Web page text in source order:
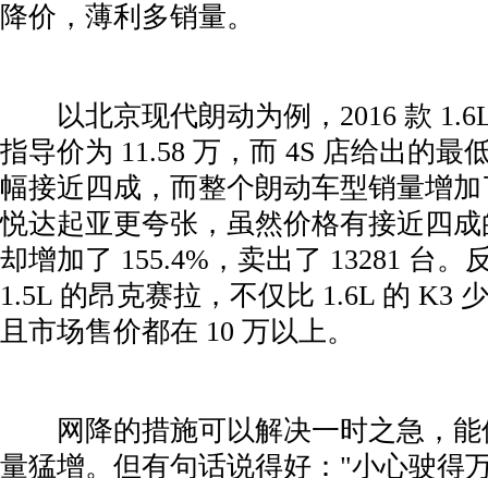
降价，薄利多销量。
以北京现代朗动为例，2016 款
指导价为 11.58 万，而 4S 店给出的最
幅接近四成，而整个朗动车型销量增加
悦达起亚更夸张，虽然价格有接近四
却增加了 155.4%，卖出了 13281 台。
1.5L 的昂克赛拉，不仅比 1.6L 的 K3
且市场售价都在 10 万以上。
网降的措施可以解决一时之急，能
量猛增。但有句话说得好："小心驶得